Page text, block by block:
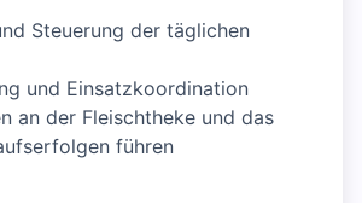
Steuerung der täglichen
und Einsatzkoordination
an der Fleischtheke und das
führen